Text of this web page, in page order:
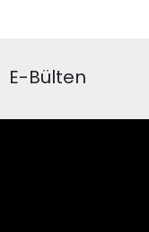
E-Bülten